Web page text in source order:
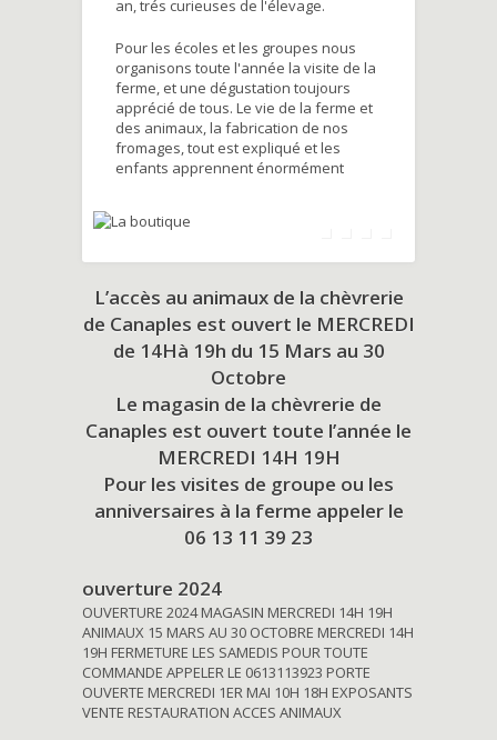
an, trés curieuses de l'élevage.
Pour les écoles et les groupes nous
organisons toute l'année la visite de la
ferme, et une dégustation toujours
apprécié de tous. Le vie de la ferme et
des animaux, la fabrication de nos
fromages, tout est expliqué et les
enfants apprennent énormément
L’accès au animaux de la chèvrerie
de Canaples est ouvert le MERCREDI
de 14Hà 19h du 15 Mars au 30
Octobre
Le magasin de la chèvrerie de
Canaples est ouvert toute l’année le
MERCREDI 14H 19H
Pour les visites de groupe ou les
anniversaires à la ferme appeler le
06 13 11 39 23
ouverture 2024
OUVERTURE 2024 MAGASIN MERCREDI 14H 19H
ANIMAUX 15 MARS AU 30 OCTOBRE MERCREDI 14H
19H FERMETURE LES SAMEDIS POUR TOUTE
COMMANDE APPELER LE 0613113923 PORTE
OUVERTE MERCREDI 1ER MAI 10H 18H EXPOSANTS
VENTE RESTAURATION ACCES ANIMAUX